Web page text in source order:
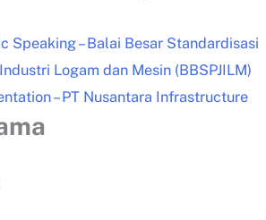
Speaking – Balai Besar Standardisasi
Logam dan Mesin (BBSPJILM)
– PT Nusantara Infrastructure